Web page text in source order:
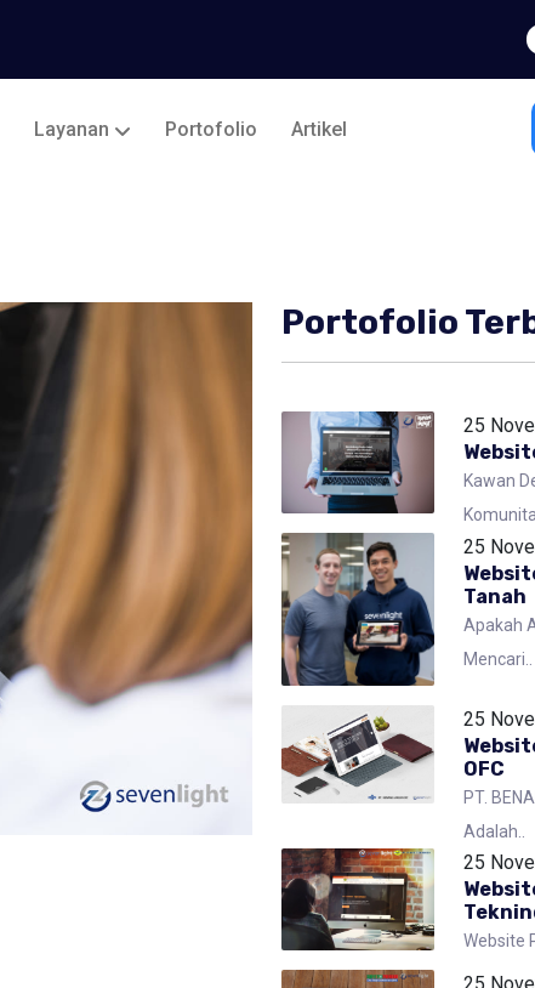
Layanan Portofolio Artikel
Portofolio
25
Kawan
25
Tanah
Apakah
Mencari..
25
OFC
PT.
Adalah..
25
Website